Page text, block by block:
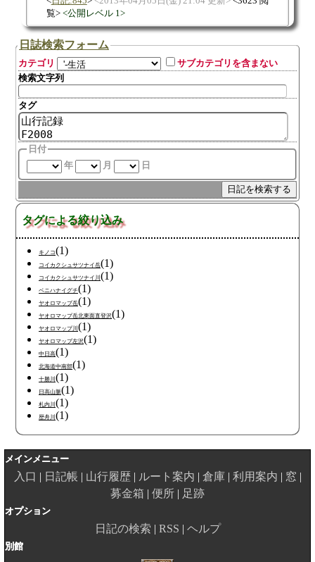
覧
公開レベル 1
日誌検索フォーム
カテゴリ
サブカテゴリを含まない
検索文字列
タグ
日付
年
月 日
タグによる絞り込み
キノコ(1)
コイカクシュサツナイ岳(1)
コイカクシュサツナイ川(1)
ベニハナイグチ(1)
ヤオロマップ岳(1)
ヤオロマップ岳北東面直登沢(1)
ヤオロマップ川(1)
ヤオロマップ左沢(1)
中日高(1)
北海道中南部(1)
十勝川(1)
日高山脈(1)
札内川(1)
歴舟川(1)
メインメニュー
入口 日記帳 山行履歴 ルート案内 倉庫 利用案内
窓
募金箱
便所 足跡
オプション
日記の検索 RSS ヘルプ
別館